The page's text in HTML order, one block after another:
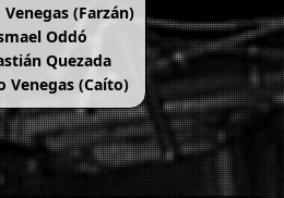
Venegas (Farzán)
Oddó
Quezada
Venegas (Caíto)